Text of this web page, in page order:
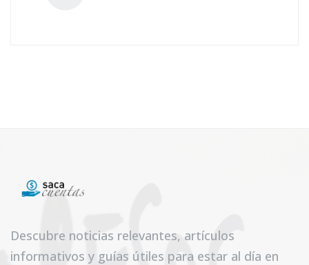
Descubre noticias relevantes, artículos
informativos y guías útiles para estar al día en